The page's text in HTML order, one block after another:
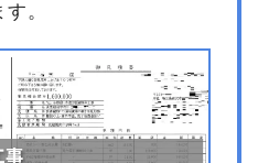
量
36,815
円
1,988,000円
80,000円
1,300円
182,000円
。